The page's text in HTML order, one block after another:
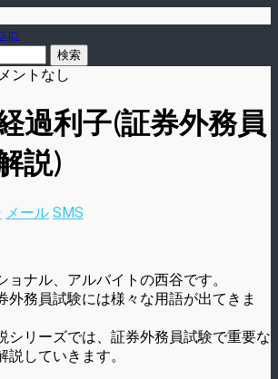
ントなし
過利子(証券外務員
説)
メール SMS
ョナル、アルバイトの西谷です。
外務員試験には様々な用語が出てきま
シリーズでは、証券外務員試験で重要な
していきます。